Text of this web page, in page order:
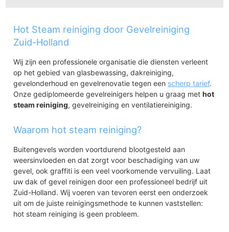
Portland-Koedoodzone
Portland
Portland-Centrum
Wijkpark Portland
De Eilanden
Rhoon-Noord
Rhoon-Zuid
Rhoon-Centrum
Ghijseland
Overhoeken
Park Rhoon
Rhoon-Zuidoost
Tijsjesdijk
Hot Steam reiniging door Gevelreiniging
Zuid-Holland
Wij zijn een professionele organisatie die diensten verleent
op het gebied van glasbewassing, dakreiniging,
gevelonderhoud en gevelrenovatie tegen een scherp tarief.
Onze gediplomeerde gevelreinigers helpen u graag methot
steam reiniging, gevelreiniging en ventilatiereiniging.
Waarom hot steam reiniging?
Buitengevels worden voortdurend blootgesteld aan
weersinvloeden en dat zorgt voor beschadiging van uw
gevel, ook graffiti is een veel voorkomende vervuiling. Laat
uw dak of gevel reinigen door een professioneel bedrijf uit
Zuid-Holland. Wij voeren van tevoren eerst een onderzoek
uit om de juiste reinigingsmethode te kunnen vaststellen:
hot steam reiniging is geen probleem.